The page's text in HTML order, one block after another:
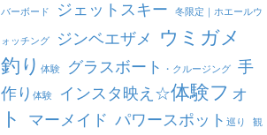
バーボード ジェットスキー 冬限定｜ ホエールウ
ォッチング ジンベエザメ
ウミガメ
釣り 体験 グラスボート ・クルージング
手
作り 体験 インスタ映え☆体験フォ
ト
マーメイド パワースポット 巡り 観